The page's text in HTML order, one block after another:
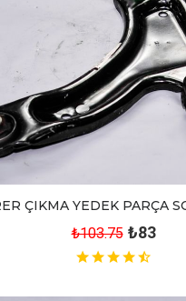
ÇIKMA YEDEK PARÇA
₺103.75 ₺83